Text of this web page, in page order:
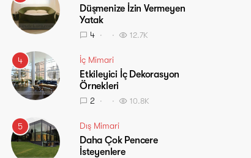
Düşmenize İzin Vermeyen
Yatak
4 12.7K
4 İç Mimari
Etkileyici İç Dekorasyon
Örnekleri
2 10.8K
5 Dış Mimari
Daha Çok Pencere
İsteyenlere